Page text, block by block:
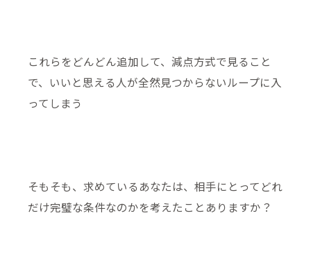
これらをどんどん追加して、減点方式で見ること
で、いいと思える人が全然見つからないループに入
ってしまう
そもそも、求めているあなたは、相手にとってどれ
だけ完璧な条件なのかを考えたことありますか？